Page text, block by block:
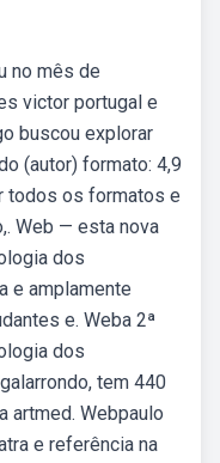
no mês de
victor portugal e
buscou explorar
(autor) formato: 4,9
todos os formatos e
Web — esta nova
dos
e amplamente
e. Weba 2ª
dos
tem 440
artmed. Webpaulo
e referência na